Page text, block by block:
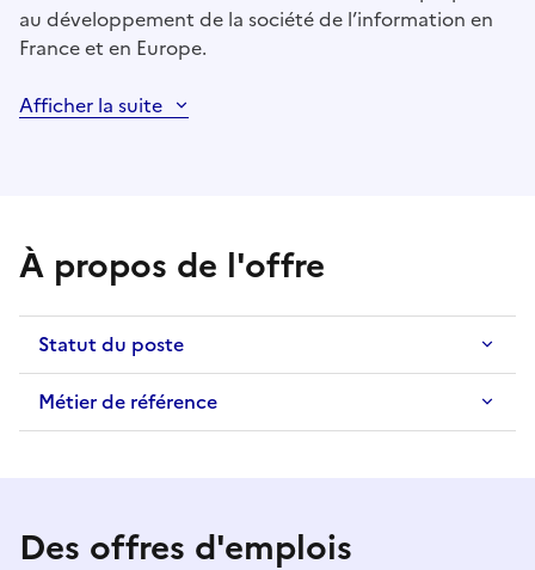
au développement de la société de l’information en
France et en Europe.
Afficher la suite
À propos de l'offre
Statut du poste
Métier de référence
Des offres d'emplois